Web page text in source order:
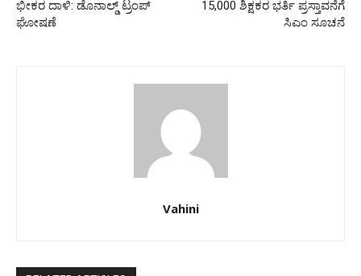
ಭೀಕರ ದಾಳಿ: ಡೊನಾಲ್ಡ್‌ ಟ್ರಂಪ್‌
ಘೋಷಣೆ
15,000 ಶಿಕ್ಷಕರ ಭರ್ತಿ ಪ್ರಸ್ತಾವನೆಗೆ
ಸಿಎಂ ಸೂಚನೆ
Vahini